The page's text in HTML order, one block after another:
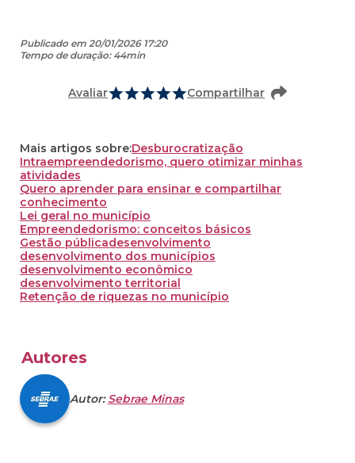
Publicado em 20/01/2026 17:20
Tempo de duração: 44min
Avaliar Compartilhar
Mais artigos sobre:Desburocratização
Intraempreendedorismo, quero otimizar minhas
atividades
Quero aprender para ensinar e compartilhar
conhecimento
Lei geral no município
Empreendedorismo: conceitos básicos
Gestão públicadesenvolvimento
desenvolvimento dos municípios
desenvolvimento econômico
desenvolvimento territorial
Retenção de riquezas no município
Autores
Autor:Sebrae Minas